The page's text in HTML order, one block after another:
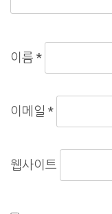
이름 *
이메일 *
웹사이트